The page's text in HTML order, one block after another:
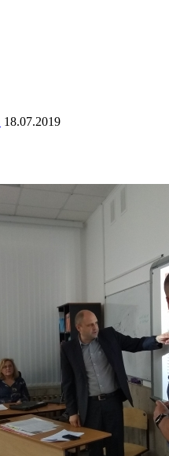
18.07.2019